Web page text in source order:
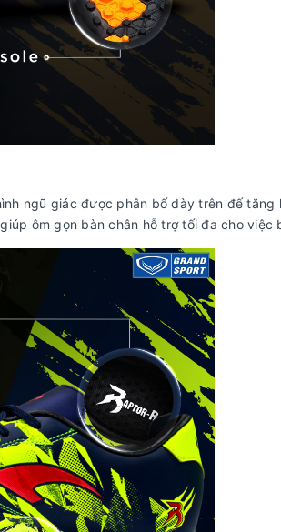
ngũ giác được phân bố dày trên đế tăng
ôm gọn bàn chân hỗ trợ tối đa cho